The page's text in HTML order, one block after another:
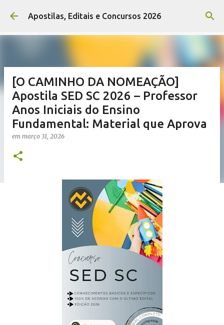
Pular para o conteúdo principal
Apostilas, Editais e Concursos 2026
[O CAMINHO DA NOMEAÇÃO]
Apostila SED SC 2026 – Professor
Anos Iniciais do Ensino
Fundamental: Material que Aprova
em março 31, 2026